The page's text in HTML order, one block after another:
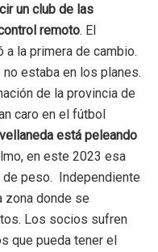
un club de las
remoto. El
a la primera de cambio.
estaba en los planes.
de la provincia de
caro en el fútbol
está peleando
en este 2023 esa
de peso. Independiente
zona donde se
Los socios sufren
que pueda tener el